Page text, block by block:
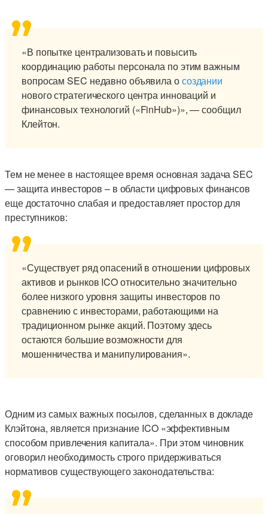
«В попытке централизовать и повысить
координацию работы персонала по этим важным
вопросам SEC недавно объявила осоздании
нового стратегического центра инноваций и
финансовых технологий («FinHub»)», — сообщил
Клейтон.
Тем не менее в настоящее время основная задача SEC
— защита инвесторов – в области цифровых финансов
еще достаточно слабая и предоставляет простор для
преступников:
«Существует ряд опасений в отношении цифровых
активов и рынков ICO относительно значительно
более низкого уровня защиты инвесторов по
сравнению с инвесторами, работающими на
традиционном рынке акций. Поэтому здесь
остаются большие возможности для
мошенничества и манипулирования».
Одним из самых важных посылов, сделанных в докладе
Клэйтона, является признание ICO «эффективным
способом привлечения капитала». При этом чиновник
оговорил необходимость строго придерживаться
нормативов существующего законодательства: